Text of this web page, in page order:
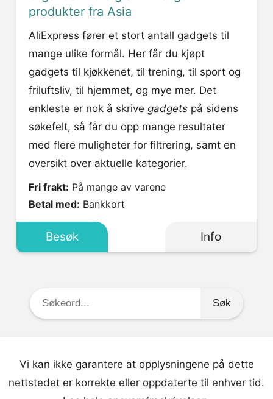
produkter fra Asia
AliExpress fører et stort antall gadgets til
mange ulike formål. Her får du kjøpt
gadgets til kjøkkenet, til trening, til sport og
friluftsliv, til hjemmet, og mye mer. Det
enkleste er nok å skrive gadgets på sidens
søkefelt, så får du opp mange resultater
med flere muligheter for filtrering, samt en
oversikt over aktuelle kategorier.
Fri frakt: På mange av varene
Betal med: Bankkort
Besøk Info
Søkeord:
Vi kan ikke garantere at opplysningene på dette
nettstedet er korrekte eller oppdaterte til enhver tid.